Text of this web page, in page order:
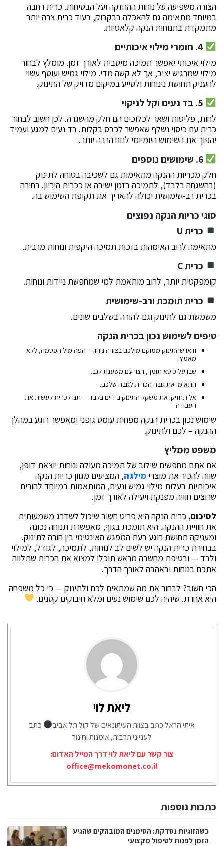
הצורה משפיעה על נוחות ההחזקה ועל הבטיחות. כרית רחבה
במיוחד מתאימה גם להאכלה בבקבוק, בעוד כרית צרה יותר
מתמקדת בתנוחות הנקה קלאסיות.
מילוי איכותי יאפשר תמיכה מיטבית לאורך זמן. מומלץ לבחור
מילוי שמרגיש יציב, אך לא קשה מדי. מילוי גמיש ועוטף עשוי
להעניק תחושת נינוחות ולסייע במיקום מדויק של התינוק.
לחות, פליטות ושאר לכלוכים הם חלק מהשגרה. לכן חשוב לבחור
כרית עם כיסוי נשלף שאפשר לכבס בקלות. בד נעים למגע ועמיד
יהפוך את השימוש היומיומי לנוח הרבה יותר.
6. שימושים נוספים
חלק מכריות ההנקה מתאימות גם לשכיבה בטוחה לתינוק
(בהשגחה בלבד), לתמיכה בזמן ישיבה או ככרית היריון. בחירה
בכרית רב-שימושית יכולה להאריך את תקופת השימוש בה.
סוגי כריות הנקה נפוצים
כרית U
מתאימה לרוב האימהות בזכות תמיכה היקפית ונוחות מרבית.
כרית C
קומפקטית יותר, לרוב מותאמת למי שמחפשת ניידות ונוחות.
כרית תומכת ורב-שימושית
משמשת גם לתינוק וגם להורה בשלבים שונים.
טיפים לשימוש נכון בכרית הנקה
ודאו שהתינוק ממוקם מולכם בצורה נוחה – הפה מול הפטמה, ללא
מאמץ.
שבו על כיסא תומך, רצוי עם משענת לגב.
התאימו את גובה הכרית לגובה שלכם.
אל תחזיקו את משקל התינוק בידיים בלבד — תנו לכרית לעשות את
העבודה.
שימוש נכון בכרית הנקה מפחית עומס גופני ומאפשר רוגע במהלך
ההנקה – לכם ולתינוק.
משפט ממליץ
אם אתם מחפשים שילוב של תמיכה מעולה ונוחות יוצאת דופן,
שווה להכיר את מוצרי מילגה, המציעים מגוון כריות הנקה
איכותיות בעלות מילוי גמיש ונעים, המותאמות במיוחד להורים
שרוצים חוויה מפנקת ויעילה לאורך זמן.
לסיכום, כרית הנקה היא פריט חשוב שיכול לשדרג משמעותית
את חוויית ההנקה. היא תומכת בגוף, מאפשרת תנוחה נכונה
ומעניקה תחושת רוגע בעת המפגש האינטימי בין הורה לתינוק.
בבחירת כרית הנקה יש לשים לב לנוחות, לתמיכה, לגודל, למילוי
ולבד — ובטיפת מחשבה מראש תוכלו למצוא את הכרית שתלווה
אתכם בנוחות ובאהבה לאורך הדרך.
הכי חשוב? לבחור את מה שמתאים לכם ולתינוק — כי כל משפחה
היא אחרת. שיהיה לכם שימוש נעים ומלא חיבוקים קטנים.
ליאת לוי
איתי הראל כתב בצוות העיתונאים של קול תל אביב
כתב
לענייני תרבות, אומנות וחינוך
צור קשר עם ליאת לוי דרך המייל האדום:
office@mekomonet.co.il
כתבות נוספות
כשהזוגיות נסדקת: הסימנים המובהקים שהגיע
הזמן לפנות לטיפול מקצועי